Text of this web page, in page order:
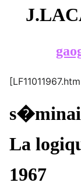
La
1967